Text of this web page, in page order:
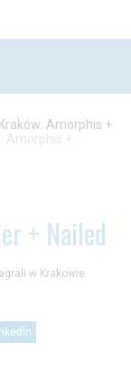
Kraków: Amorphis +
Amorphis +
+ Nailed
w Krakowie